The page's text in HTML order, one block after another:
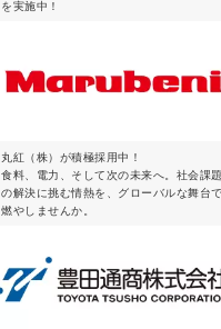
を実施中！
丸紅（株）が積極採用中！
食料、電力、そして次の未来へ。社会課
の解決に挑む情熱を、グローバルな舞台
燃やしませんか。